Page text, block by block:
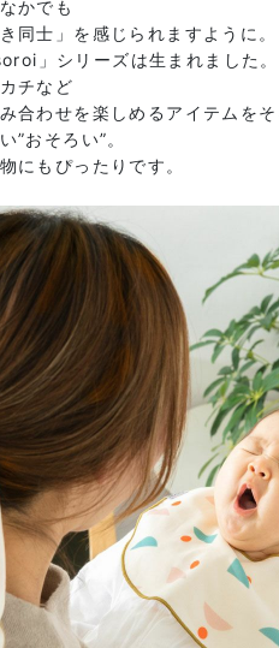
かでも
同士」を感じられますように。
」シリーズは生まれました。
チなど
合わせを楽しめるアイテムをそ
”おそろい”。
にもぴったりです。